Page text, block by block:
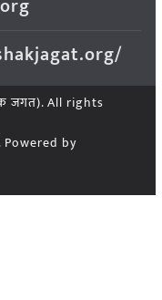
जगत). All rights
by